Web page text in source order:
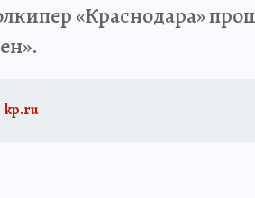
«Краснодара»
kp.ru